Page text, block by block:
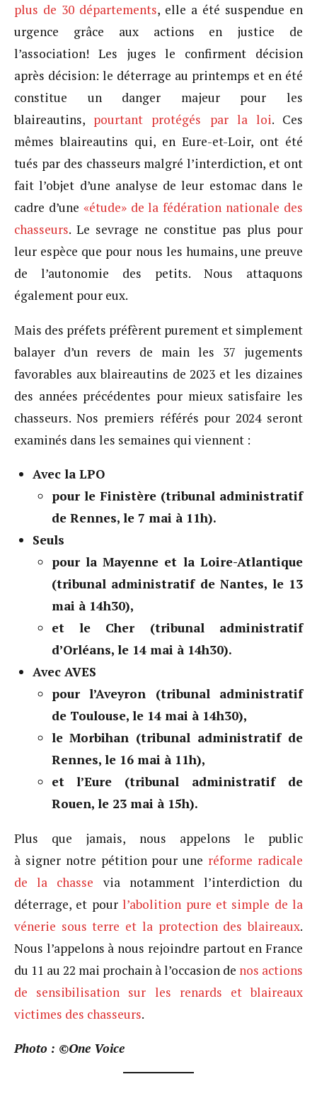
plus de 30 départements, elle a été suspendue en
urgence grâce aux actions en justice de
l’association! Les juges le confirment décision
après décision: le déterrage au printemps et en été
constitue un danger majeur pour les
blaireautins, pourtant protégés par la loi. Ces
mêmes blaireautins qui, en Eure-et-Loir, ont été
tués par des chasseurs malgré l’interdiction, et ont
fait l’objet d’une analyse de leur estomac dans le
cadre d’une «étude» de la fédération nationale des
chasseurs. Le sevrage ne constitue pas plus pour
leur espèce que pour nous les humains, une preuve
de l’autonomie des petits. Nous attaquons
également pour eux.
Mais des préfets préfèrent purement et simplement
balayer d’un revers de main les 37 jugements
favorables aux blaireautins de 2023 et les dizaines
des années précédentes pour mieux satisfaire les
chasseurs. Nos premiers référés pour 2024 seront
examinés dans les semaines qui viennent :
Avec la LPO
pour le Finistère (tribunal administratif
de Rennes, le 7 mai à 11h).
Seuls
pour la Mayenne et la Loire-Atlantique
(tribunal administratif de Nantes, le 13
mai à 14h30),
et le Cher (tribunal administratif
d’Orléans, le 14 mai à 14h30).
Avec AVES
pour l’Aveyron (tribunal administratif
de Toulouse, le 14 mai à 14h30),
le Morbihan (tribunal administratif de
Rennes, le 16 mai à 11h),
et l’Eure (tribunal administratif de
Rouen, le 23 mai à 15h).
Plus que jamais, nous appelons le public
à signer notre pétition pour une réforme radicale
de la chasse via notamment l’interdiction du
déterrage, et pourl’abolition pure et simple de la
vénerie sous terre et la protection des blaireaux.
Nous l’appelons à nous rejoindre partout en France
du 11 au 22 mai prochain à l’occasion de nos actions
de sensibilisation sur les renards et blaireaux
victimes des chasseurs.
Photo : ©One Voice